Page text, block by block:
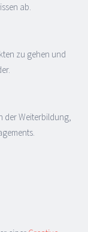
ab.
zu gehen und
der Weiterbildung,